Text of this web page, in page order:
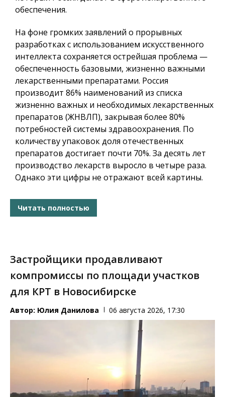
обеспечения.
На фоне громких заявлений о прорывных
разработках с использованием искусственного
интеллекта сохраняется острейшая проблема —
обеспеченность базовыми, жизненно важными
лекарственными препаратами. Россия
производит 86% наименований из списка
жизненно важных и необходимых лекарственных
препаратов (ЖНВЛП), закрывая более 80%
потребностей системы здравоохранения. По
количеству упаковок доля отечественных
препаратов достигает почти 70%. За десять лет
производство лекарств выросло в четыре раза.
Однако эти цифры не отражают всей картины.
Читать полностью
Застройщики продавливают
компромиссы по площади участков
для КРТ в Новосибирске
Автор: Юлия Данилова 06 августа 2026, 17:30